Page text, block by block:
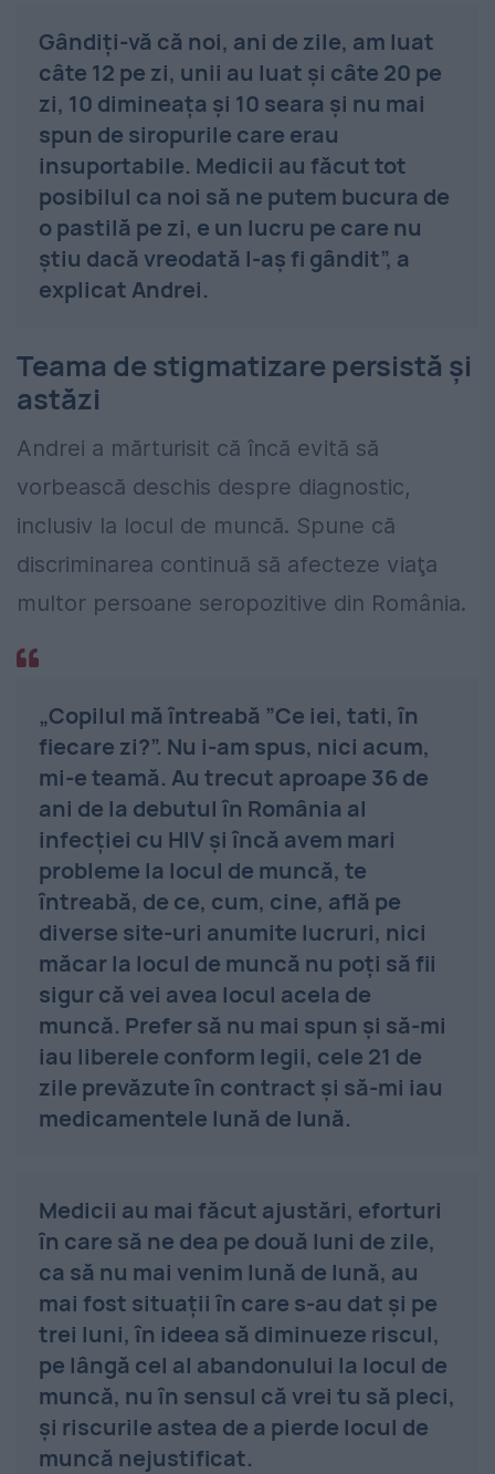
Gândiţi-vă că noi, ani de zile, am luat
câte 12 pe zi, unii au luat şi câte 20 pe
zi, 10 dimineaţa şi 10 seara şi nu mai
spun de siropurile care erau
insuportabile. Medicii au făcut tot
posibilul ca noi să ne putem bucura de
o pastilă pe zi, e un lucru pe care nu
ştiu dacă vreodată l-aş fi gândit”, a
explicat Andrei.
Teama de stigmatizare persistă şi
astăzi
Andrei a mărturisit că încă evită să
vorbească deschis despre diagnostic,
inclusiv la locul de muncă. Spune că
discriminarea continuă să afecteze viaţa
multor persoane seropozitive din România.
„Copilul mă întreabă ”Ce iei, tati, în
fiecare zi?”. Nu i-am spus, nici acum,
mi-e teamă. Au trecut aproape 36 de
ani de la debutul în România al
infecţiei cu HIV şi încă avem mari
probleme la locul de muncă, te
întreabă, de ce, cum, cine, află pe
diverse site-uri anumite lucruri, nici
măcar la locul de muncă nu poţi să fii
sigur că vei avea locul acela de
muncă. Prefer să nu mai spun şi să-mi
iau liberele conform legii, cele 21 de
zile prevăzute în contract şi să-mi iau
medicamentele lună de lună.
Medicii au mai făcut ajustări, eforturi
în care să ne dea pe două luni de zile,
ca să nu mai venim lună de lună, au
mai fost situaţii în care s-au dat şi pe
trei luni, în ideea să diminueze riscul,
pe lângă cel al abandonului la locul de
muncă, nu în sensul că vrei tu să pleci,
şi riscurile astea de a pierde locul de
muncă nejustificat.